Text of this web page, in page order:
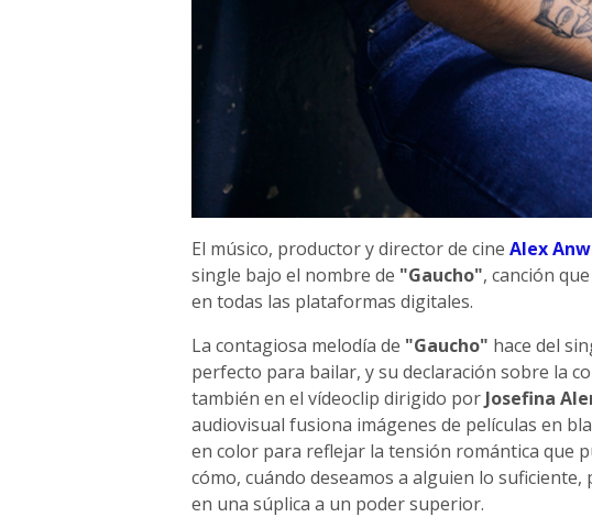
El músico, productor y director de cine Alex
single bajo el nombre de "Gaucho", canción
en todas las plataformas digitales.
La contagiosa melodía de "Gaucho" hace del
perfecto para bailar, y su declaración sobre la
también en el vídeoclip dirigido por Josefina
audiovisual fusiona imágenes de películas en
en color para reflejar la tensión romántica que
cómo, cuándo deseamos a alguien lo
en una súplica a un poder superior.